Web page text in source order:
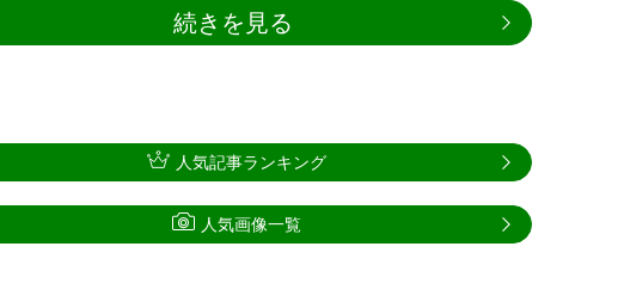
続きを見る
人気記事ランキング
人気画像一覧